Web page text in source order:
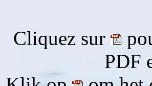
Cliquez sur
PDF